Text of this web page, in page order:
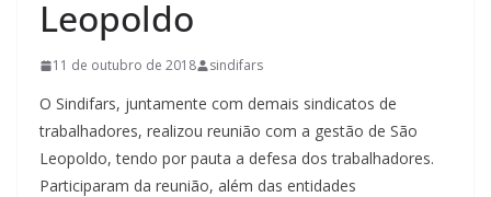
Leopoldo
11 de outubro de 2018 sindifars
O Sindifars, juntamente com demais sindicatos de
trabalhadores, realizou reunião com a gestão de São
Leopoldo, tendo por pauta a defesa dos trabalhadores.
Participaram da reunião, além das entidades